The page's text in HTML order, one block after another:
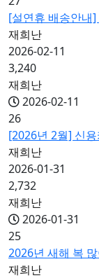
[설연휴 배송안내
재희난
2026-02-11
3,240
재희난
2026-02-11
26
[2026년 2월] 신
재희난
2026-01-31
2,732
재희난
2026-01-31
25
2026년 새해 복
재희난